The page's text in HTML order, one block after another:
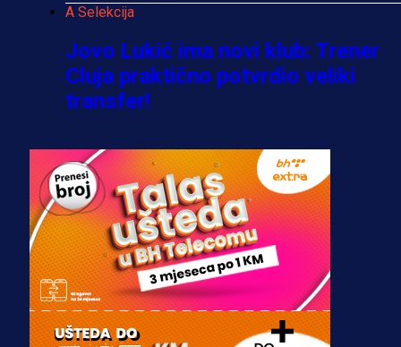
A Selekcija
Jovo Lukić ima novi klub: Trener
Cluja praktično potvrdio veliki
transfer!
A Selekcija
Stigla potvrda od predsjednika
kluba: Jovo Lukić uskoro pravi
transfer!?
3 sedmica 4 dan
A Selekcija
Zmajevi dobili veliko pojačanje: